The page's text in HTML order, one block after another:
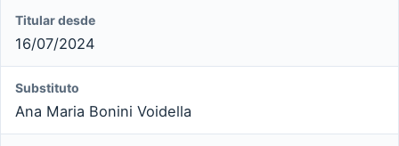
Titular desde
16/07/2024
Substituto
Ana Maria Bonini Voidella